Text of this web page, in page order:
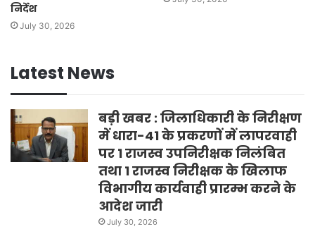
निर्देश
July 30, 2026
Latest News
बड़ी खबर : जिलाधिकारी के निरीक्षण
में धारा-41 के प्रकरणों में लापरवाही
पर 1 राजस्व उपनिरीक्षक निलंबित
तथा 1 राजस्व निरीक्षक के खिलाफ
विभागीय कार्यवाही प्रारम्भ करने के
आदेश जारी
July 30, 2026